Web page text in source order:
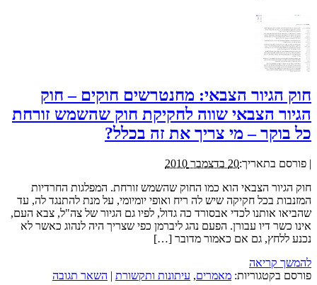
חוק הגיור הצבאי: מחנטרשים חוקים – חוק
הגיור הצבאי שווה לחקיקת חוק שהשמש זורחת
כל בוקר – מי צריך את זה בכלל?
| פורסם בתאריך:20 בדצמבר 2010
חוק הגיור הצבאי הוא כמו החוק שהשמש זורחת. המפלגות החרדיות
המזנבות בכל חקיקה שיש לה ריח ואופי יומיומי, על מנת להתנגד לה, עד
שהביאו אותנו לכדי אבסורד כה גדול, לפיו גם הגיור של צה"ל, צבא העם,
אינו כשר דיו עבורן. הפעם נהג ליברמן כפי שצריך היה לנהוג כאשר לא
נכנע ללחץ, גם אם כאמור מדובר […]
להמשך קריאה
פורסם בקטגוריות: מאמרים, עיתונות ותקשורת | השאר תגובה